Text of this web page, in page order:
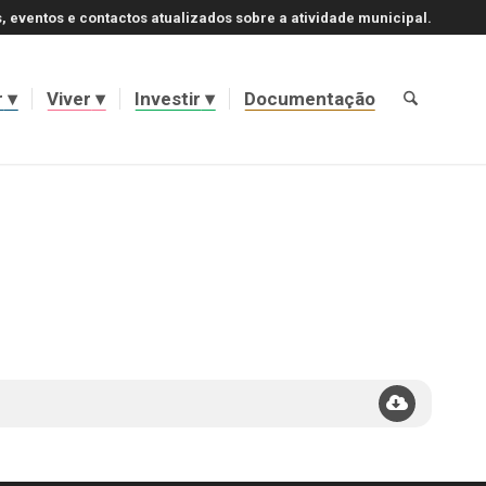
eventos e contactos atualizados sobre a atividade municipal.
Viver Investir Documentação